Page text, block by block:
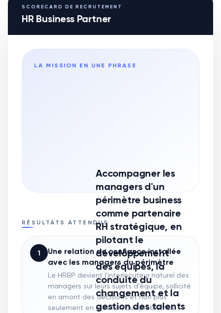
SCORECARD DE RECRUTEMENT
HR Business Partner
LA MISSION EN UNE PHRASE
Accompagner les
managers d'un
périmètre business
comme partenaire
RH stratégique, en
pilotant le
développement
des équipes, la
conduite du
changement et la
gestion des talents
RÉSULTATS ATTENDUS
1
Une relation de confiance installée
avec les managers du périmètre
Le HRBP devient l'interlocuteur naturel des
managers sur leurs sujets d'équipe, sollicité
en amont des décisions et non plus
seulement en réaction aux problèmes.